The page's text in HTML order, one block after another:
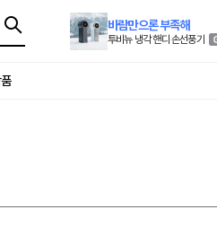
바람만으론 부족해
투비뉴 냉각 핸디 손선풍기